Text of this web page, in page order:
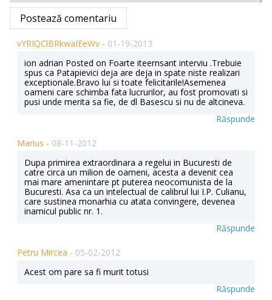
Postează comentariu
vYRIQClBRkwaIEeWv - 01-19-2013
ion adrian Posted on Foarte iteernsant interviu .Trebuie
spus ca Patapievici deja are deja in spate niste realizari
exceptionale.Bravo lui si toate felicitarile!Asemenea
oameni care schimba fata lucrurilor, au fost promovati si
pusi unde merita sa fie, de dl Basescu si nu de altcineva.
Răspunde
Marius - 08-11-2012
Dupa primirea extraordinara a regelui in Bucuresti de
catre circa un milion de oameni, acesta a devenit cea
mai mare amenintare pt puterea neocomunista de la
Bucuresti. Asa ca un intelectual de calibrul lui I.P. Culianu,
care sustinea monarhia cu atata convingere, devenea
inamicul public nr. 1.
Răspunde
Petru Mircea - 05-02-2012
Acest om pare sa fi murit totusi
Răspunde